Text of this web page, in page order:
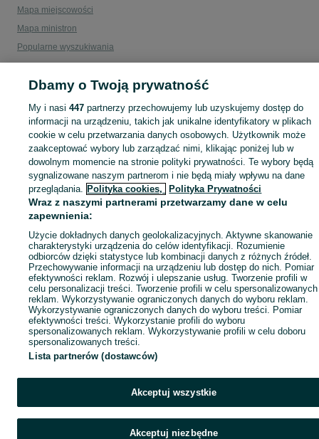
Mapa miejscowości
Mapa ministron
Popularne wyszukiwania
Dbamy o Twoją prywatność
My i nasi447 partnerzy przechowujemy lub uzyskujemy dostęp do
informacji na urządzeniu, takich jak unikalne identyfikatory w plikach
cookie w celu przetwarzania danych osobowych. Użytkownik może
zaakceptować wybory lub zarządzać nimi, klikając poniżej lub w
dowolnym momencie na stronie polityki prywatności. Te wybory będą
sygnalizowane naszym partnerom i nie będą miały wpływu na dane
przeglądania. Polityka cookies, Polityka Prywatności
Wraz z naszymi partnerami przetwarzamy dane w celu
zapewnienia:
Użycie dokładnych danych geolokalizacyjnych. Aktywne skanowanie
charakterystyki urządzenia do celów identyfikacji. Rozumienie
odbiorców dzięki statystyce lub kombinacji danych z różnych źródeł.
Przechowywanie informacji na urządzeniu lub dostęp do nich. Pomiar
efektywności reklam. Rozwój i ulepszanie usług. Tworzenie profili w
celu personalizacji treści. Tworzenie profili w celu spersonalizowanych
reklam. Wykorzystywanie ograniczonych danych do wyboru reklam.
Wykorzystywanie ograniczonych danych do wyboru treści. Pomiar
efektywności treści. Wykorzystanie profili do wyboru
spersonalizowanych reklam. Wykorzystywanie profili w celu doboru
spersonalizowanych treści.
Lista partnerów (dostawców)
Akceptuj wszystkie
Akceptuj niezbędne